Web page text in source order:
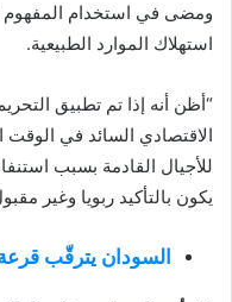
ومضى في استخدام المفهوم
استهلاك الموارد الطبيعية.
“أظن أنه إذا تم تطبيق
الاقتصادي السائد في الوقت
للأجيال القادمة بسبب
يكون بالتأكيد ربويا وغير
السودان يترقّب